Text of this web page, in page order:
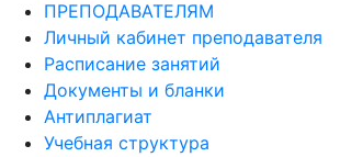
ПРЕПОДАВАТЕЛЯМ
Личный кабинет преподавателя
Расписание занятий
Документы и бланки
Антиплагиат
Учебная структура